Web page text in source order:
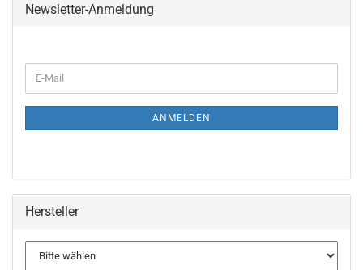
Newsletter-Anmeldung
ANMELDEN
Hersteller